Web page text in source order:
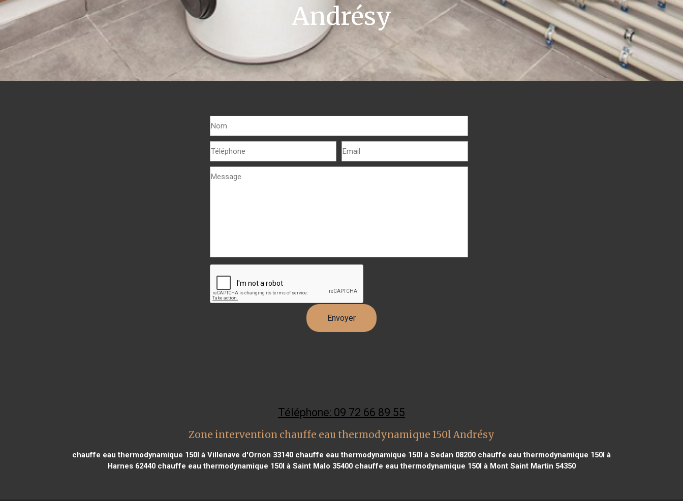
Andrésy
Téléphone: 09 72 66 89 55
Zone intervention chauffe eau thermodynamique 150l Andrésy
chauffe eau thermodynamique 150l à Villenave d'Ornon 33140 chauffe eau thermodynamique 150l à Sedan 08200 chauffe eau thermodynamique 150l à
Harnes 62440chauffe eau thermodynamique 150l à Saint Malo 35400chauffe eau thermodynamique 150l à Mont Saint Martin 54350